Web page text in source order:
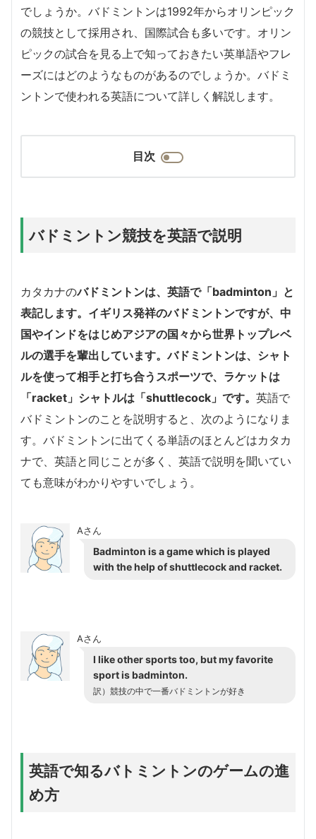
でしょうか。バドミントンは1992年からオリンピック
の競技として採用され、国際試合も多いです。オリン
ピックの試合を見る上で知っておきたい英単語やフレ
ーズにはどのようなものがあるのでしょうか。バドミ
ントンで使われる英語について詳しく解説します。
目次
バドミントン競技を英語で説明
カタカナのバドミントンは、英語で「badminton」と
表記します。イギリス発祥のバドミントンですが、中
国やインドをはじめアジアの国々から世界トップレベ
ルの選手を輩出しています。バドミントンは、シャト
ルを使って相手と打ち合うスポーツで、ラケットは
「racket」シャトルは「shuttlecock」です。 英語で
バドミントンのことを説明すると、次のようになりま
す。バドミントンに出てくる単語のほとんどはカタカ
ナで、英語と同じことが多く、英語で説明を聞いてい
ても意味がわかりやすいでしょう。
Aさん
Badminton is a game which is played
with the help of shuttlecock and racket.
Aさん
I like other sports too, but my favorite
sport is badminton.
訳）競技の中で一番バドミントンが好き
英語で知るバトミントンのゲームの進
め方